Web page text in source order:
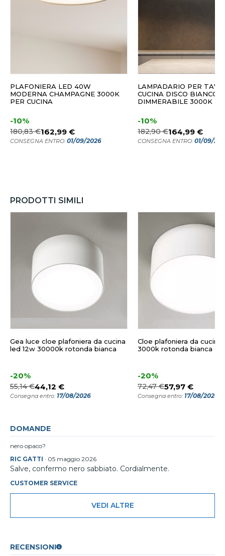
PLAFONIERA LED 40W
MODERNA CHAMPAGNE 3000K
PER CUCINA
-10%
180,83 €162,99 €
CONSEGNA ENTRO: 01/09/2026
LAMPADARIO PER
CUCINA DISCO BIANCO
DIMMERABILE 3000K
-10%
182,90 €164,99 €
CONSEGNA ENTRO: 01/09/
PRODOTTI SIMILI
Gea luce cloe plafoniera da cucina
led 12w 30000k rotonda bianca
-20%
55,14 €44,12 €
Consegna entro: 17/08/2026
Cloe plafoniera da cucina
3000k rotonda bianca
-20%
72,47 €57,97 €
Consegna entro: 17/08/2026
DOMANDE
nero opaco?
RIC GATTI · 05 maggio 2026
Salve, confermo nero sabbiato. Cordialmente.
CUSTOMER SERVICE
VEDI ALTRE
RECENSIONI